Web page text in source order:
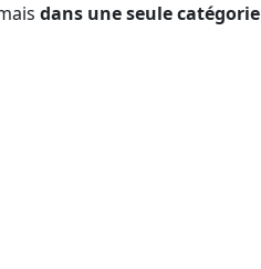
dans une seule catégorie